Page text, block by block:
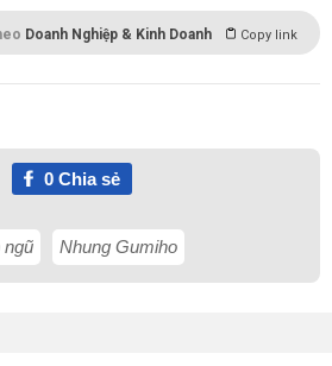
Doanh Nghiệp & Kinh Doanh Copy link
0Chia sẻ
ngũ Nhung Gumiho